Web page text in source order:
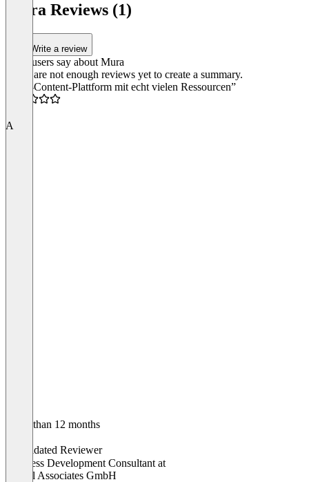
Mura Reviews (1)
Write a review
What users say about Mura
There are not enough reviews yet to create a summary.
“Web-Content-Plattform mit echt vielen Ressourcen”
A
Older than 12 months
Validated Reviewer
Business Development Consultant at
Digital Associates GmbH